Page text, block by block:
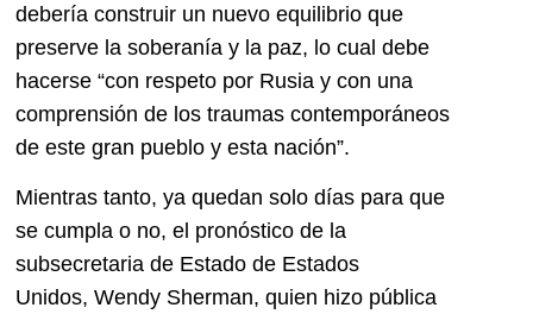
debería construir un nuevo equilibrio que
preserve la soberanía y la paz, lo cual debe
hacerse “con respeto por Rusia y con una
comprensión de los traumas contemporáneos
de este gran pueblo y esta nación”.
Mientras tanto, ya quedan solo días para que
se cumpla o no, el pronóstico de la
subsecretaria de Estado de Estados
Unidos, Wendy Sherman, quien hizo pública